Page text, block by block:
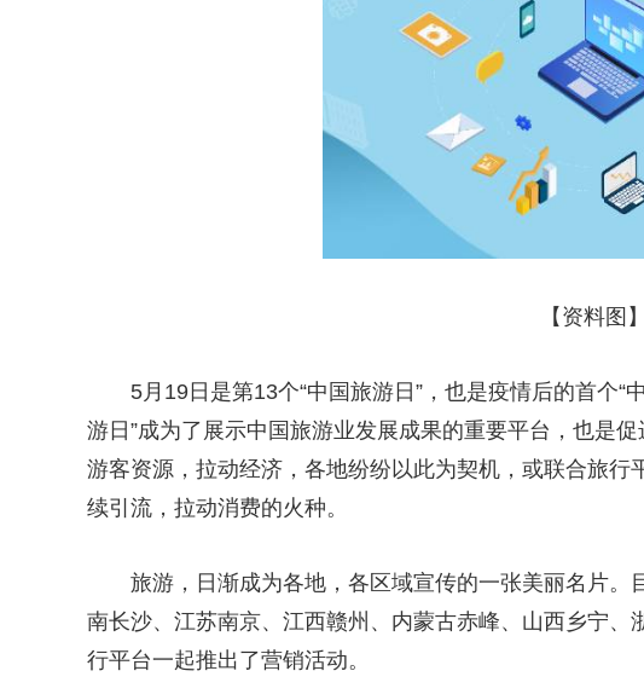
【资料图】
5月19日是第13个“中国旅游日”，也是疫情后的首个“
游日”成为了展示中国旅游业发展成果的重要平台，也是
游客资源，拉动经济，各地纷纷以此为契机，或联合旅
续引流，拉动消费的火种。
旅游，日渐成为各地，各区域宣传的一张美丽名片
南长沙、江苏南京、江西赣州、内蒙古赤峰、山西乡宁
行平台一起推出了营销活动。